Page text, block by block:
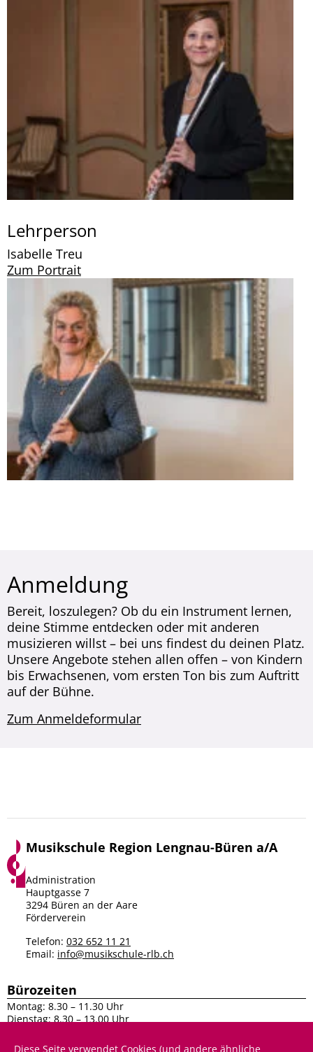
Lehrperson
Isabelle Treu
Zum Portrait
Anmeldung
Bereit, loszulegen? Ob du ein Instrument lernen,
deine Stimme entdecken oder mit anderen
musizieren willst – bei uns findest du deinen Platz.
Unsere Angebote stehen allen offen – von Kindern
bis Erwachsenen, vom ersten Ton bis zum Auftritt
auf der Bühne.
Zum Anmeldeformular
Musikschule Region Lengnau-Büren a/A
Administration
Hauptgasse 7
3294 Büren an der Aare
Förderverein
Telefon: 032 652 11 21
Email: info@musikschule-rlb.ch
Bürozeiten
Montag: 8.30 – 11.30 Uhr
Dienstag: 8.30 – 13.00 Uhr
Donnerstag: 8.30 – 13.00 Uhr
Diese Seite verwendet Cookies (und andere ähnliche